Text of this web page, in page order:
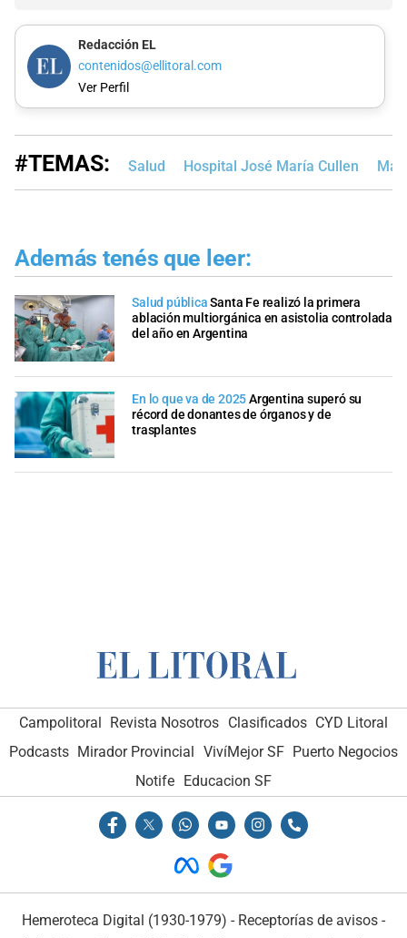
Redacción EL
contenidos@ellitoral.com
Ver Perfil
#TEMAS: Salud Hospital José María Cullen
Además tenés que leer:
Salud pública Santa Fe realizó la primera
ablación multiorgánica en asistolia controlada
del año en Argentina
En lo que va de 2025Argentina superó su
récord de donantes de órganos y de
trasplantes
Campolitoral Revista Nosotros Clasificados CYD Litoral
Podcasts Mirador Provincial VivíMejor SF Puerto Negocios
Notife Educacion SF
Hemeroteca Digital (1930-1979) - Receptorías de avisos -